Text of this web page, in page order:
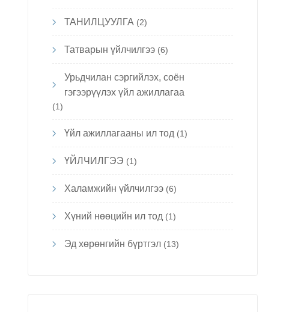
ТАНИЛЦУУЛГА (2)
Татварын үйлчилгээ(6)
Урьдчилан сэргийлэх, соён
гэгээрүүлэх үйл ажиллагаа
(1)
Үйл ажиллагааны ил тод (1)
ҮЙЛЧИЛГЭЭ (1)
Халамжийн үйлчилгээ(6)
Хүний нөөцийн ил тод (1)
Эд хөрөнгийн бүртгэл(13)